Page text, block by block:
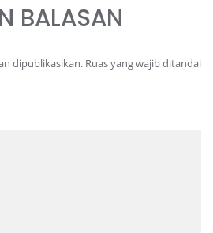
BALASAN
dipublikasikan. Ruas yang wajib ditandai